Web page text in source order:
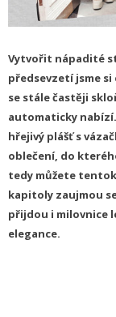
Vytvořit nápadité
předsevzetí jsme
se stále častěji
automaticky
hřejivý plášť s
oblečení, do
tedy můžete
kapitoly zaujmou
přijdou i milovnice
elegance.